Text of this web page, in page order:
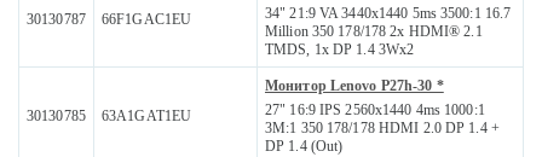
30130787 66F1GAC1EU
34" 21:9 VA 3440x1440 5ms 3500:1 16.7
Million 350 178/178 2x HDMI® 2.1
TMDS, 1x DP 1.4 3Wx2
30130785 63A1GAT1EU
Монитор Lenovo P27h-30 *
27" 16:9 IPS 2560x1440 4ms 1000:1
3M:1 350 178/178 HDMI 2.0 DP 1.4 +
DP 1.4 (Out)